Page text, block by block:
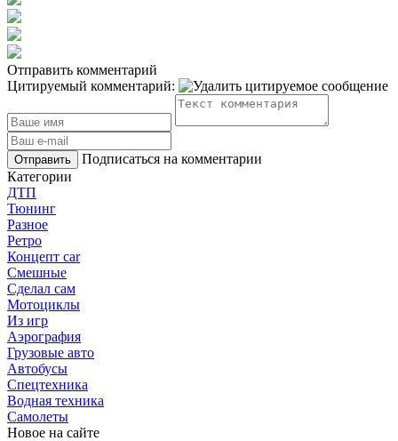
Отправить комментарий
Цитируемый комментарий:
Отправить
Подписаться на комментарии
Категории
ДТП
Тюнинг
Разное
Ретро
Концепт car
Смешные
Сделал сам
Мотоциклы
Из игр
Аэрография
Грузовые авто
Автобусы
Спецтехника
Водная техника
Самолеты
Новое на сайте